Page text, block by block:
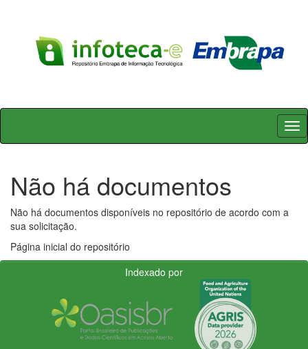
Skip
Não há documentos
Não há documentos disponíveis no repositório de acordo com a
sua solicitação.
Página inicial do repositório
Indexado por